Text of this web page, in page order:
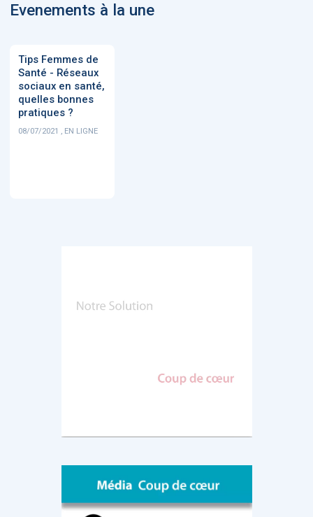
Evenements à la une
Tips Femmes de
Santé - Réseaux
sociaux en santé,
quelles bonnes
pratiques ?
08/07/2021 , EN LIGNE